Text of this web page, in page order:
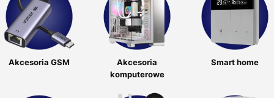
Akcesoria GSM
Akcesoria
komputerowe
Smart home